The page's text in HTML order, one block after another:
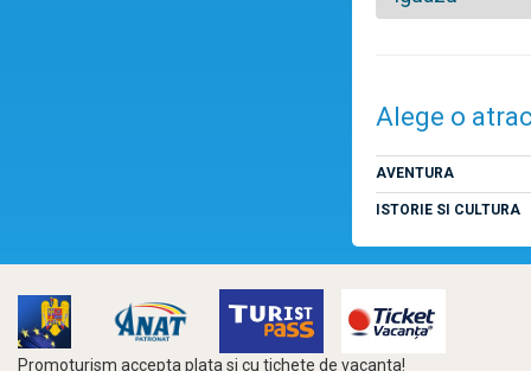
Alege o
AVENTURA
ISTORIE SI CULTURA
Promoturism accepta plata si cu tichete de vacanta!